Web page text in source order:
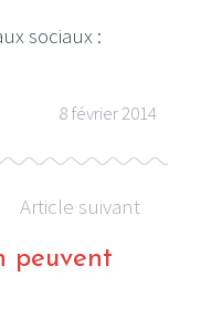
sociaux :
8 février 2014
Article suivant
peuvent